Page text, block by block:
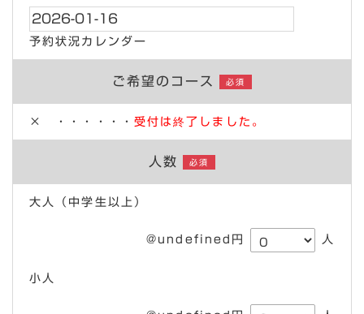
予約状況カレンダー
ご希望のコース 必須
× ・・・・・・ 受付は終了しました。
人数 必須
大人（中学生以上）
@undefined円 人
小人